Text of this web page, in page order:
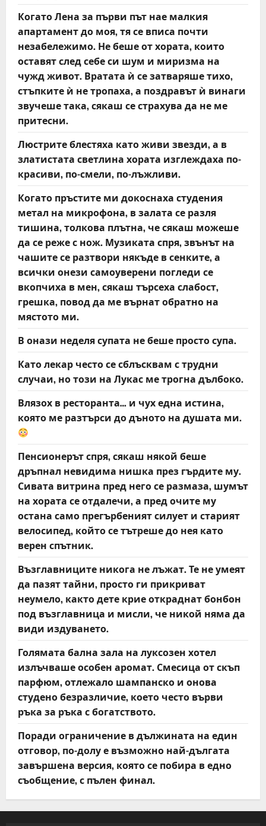
Когато Лена за първи път нае малкия
апартамент до моя, тя се вписа почти
незабележимо. Не беше от хората, които
оставят след себе си шум и миризма на
чужд живот. Вратата ѝ се затваряше тихо,
стъпките ѝ не тропаха, а поздравът ѝ винаги
звучеше така, сякаш се страхува да не ме
притесни.
Люстрите блестяха като живи звезди, а в
златистата светлина хората изглеждаха по-
красиви, по-смели, по-лъжливи.
Когато пръстите ми докоснаха студения
метал на микрофона, в залата се разля
тишина, толкова плътна, че сякаш можеше
да се реже с нож. Музиката спря, звънът на
чашите се разтвори някъде в сенките, а
всички онези самоуверени погледи се
вкопчиха в мен, сякаш търсеха слабост,
грешка, повод да ме върнат обратно на
мястото ми.
В онази неделя супата не беше просто супа.
Като лекар често се сблъсквам с трудни
случаи, но този на Лукас ме трогна дълбоко.
Влязох в ресторанта… и чух една истина,
която ме разтърси до дъното на душата ми.
Пенсионерът спря, сякаш някой беше
дръпнал невидима нишка през гърдите му.
Сивата витрина пред него се размаза, шумът
на хората се отдалечи, а пред очите му
остана само прегърбеният силует и старият
велосипед, който се тътреше до нея като
верен спътник.
Възглавниците никога не лъжат. Те не умеят
да пазят тайни, просто ги прикриват
неумело, както дете крие откраднат бонбон
под възглавница и мисли, че никой няма да
види издуването.
Голямата бална зала на луксозен хотел
излъчваше особен аромат. Смесица от скъп
парфюм, отлежало шампанско и онова
студено безразличие, което често върви
ръка за ръка с богатството.
Поради ограничение в дължината на един
отговор, по-долу е възможно най-дългата
завършена версия, която се побира в едно
съобщение, с пълен финал.